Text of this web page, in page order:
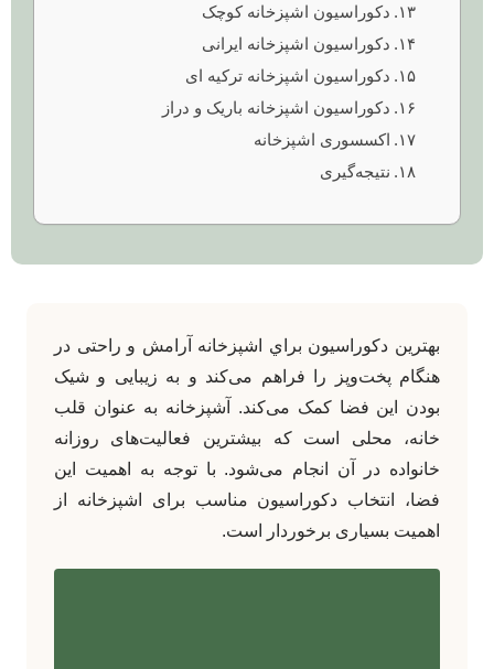
دکوراسیون اشپزخانه کوچک
دکوراسیون اشپزخانه ایرانی
دکوراسیون اشپزخانه ترکیه ای
دکوراسیون اشپزخانه باریک و دراز
اکسسوری اشپزخانه
نتیجه‌گیری
بهترين دکوراسيون براي اشپزخانه آرامش و راحتی در
هنگام پخت‌وپز را فراهم می‌کند و به زیبایی و شیک
بودن این فضا کمک می‌کند. آشپزخانه به عنوان قلب
خانه، محلی است که بیشترین فعالیت‌های روزانه
خانواده در آن انجام می‌شود. با توجه به اهمیت این
فضا، انتخاب دکوراسیون مناسب برای اشپزخانه از
اهمیت بسیاری برخوردار است.